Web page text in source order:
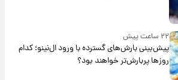
۲۲ ساعت پیش
پیش‌بینی بارش‌های گسترده با ورود ال‌نینو؛ کدام
روزها پربارش‌تر خواهند بود؟